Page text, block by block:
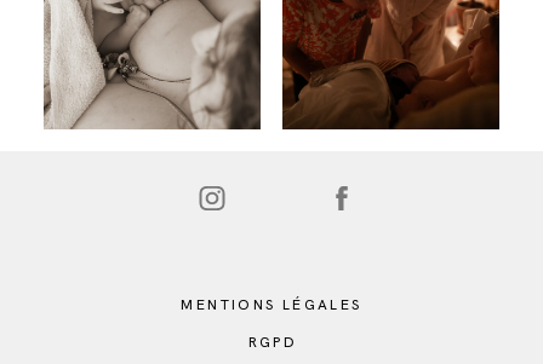
RGPD
MENTIONS LÉGALES